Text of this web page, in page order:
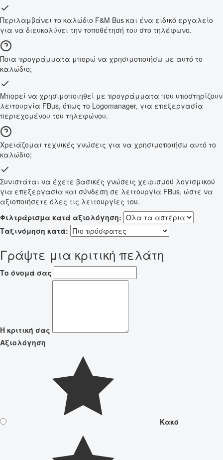
Περιλαμβάνει το καλώδιο F&M Bus και ένα ειδικό εργαλείο
για να διευκολύνει την τοποθέτησή του στο τηλέφωνο.
Ποια προγράμματα μπορώ να χρησιμοποιήσω με αυτό το
καλώδιο;
Μπορεί να χρησιμοποιηθεί με προγράμματα που υποστηρίζουν
λειτουργία FBus, όπως το Logomanager, για επεξεργασία
περιεχομένου του τηλεφώνου.
Χρειάζομαι τεχνικές γνώσεις για να χρησιμοποιήσω αυτό το
καλώδιο;
Συνιστάται να έχετε βασικές γνώσεις χειρισμού λογισμικού
για επεξεργασία και σύνδεση σε λειτουργία FBus, ώστε να
αξιοποιήσετε όλες τις λειτουργίες του.
Φιλτράρισμα κατά αξιολόγηση:
Ταξινόμηση κατά:
Γράψτε μια κριτική πελάτη
Το όνομά σας
Η κριτική σας
Αξιολόγηση
Κακό